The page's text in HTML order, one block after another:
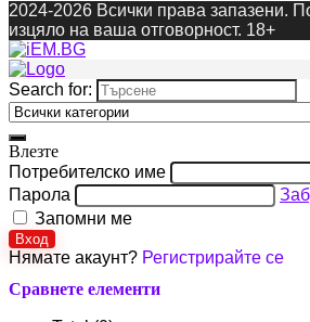
2024-2026 Всички права запазени.
изцяло на ваша отговорност. 18+
Search for:
Влезте
Потребителско име
Парола
Запомни ме
Вход
Нямате акаунт? Регистрирайте се
Сравнете елементи